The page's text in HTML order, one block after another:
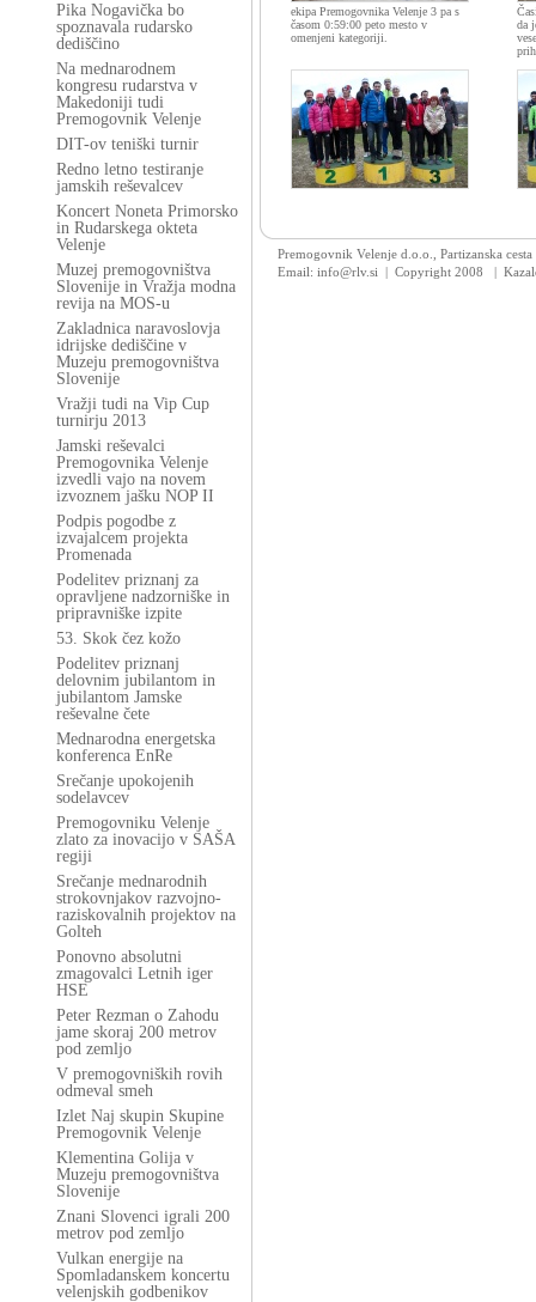
Pika Nogavička bo
spoznavala rudarsko
dediščino
Na mednarodnem
kongresu rudarstva v
Makedoniji tudi
Premogovnik Velenje
DIT-ov teniški turnir
Redno letno testiranje
jamskih reševalcev
Koncert Noneta Primorsko
in Rudarskega okteta
Velenje
Muzej premogovništva
Slovenije in Vražja modna
revija na MOS-u
Zakladnica naravoslovja
idrijske dediščine v
Muzeju premogovništva
Slovenije
Vražji tudi na Vip Cup
turnirju 2013
Jamski reševalci
Premogovnika Velenje
izvedli vajo na novem
izvoznem jašku NOP II
Podpis pogodbe z
izvajalcem projekta
Promenada
Podelitev priznanj za
opravljene nadzorniške in
pripravniške izpite
53. Skok čez kožo
Podelitev priznanj
delovnim jubilantom in
jubilantom Jamske
reševalne čete
Mednarodna energetska
konferenca EnRe
Srečanje upokojenih
sodelavcev
Premogovniku Velenje
zlato za inovacijo v SAŠA
regiji
Srečanje mednarodnih
strokovnjakov razvojno-
raziskovalnih projektov na
Golteh
Ponovno absolutni
zmagovalci Letnih iger
HSE
Peter Rezman o Zahodu
jame skoraj 200 metrov
pod zemljo
V premogovniških rovih
odmeval smeh
Izlet Naj skupin Skupine
Premogovnik Velenje
Klementina Golija v
Muzeju premogovništva
Slovenije
Znani Slovenci igrali 200
metrov pod zemljo
Vulkan energije na
Spomladanskem koncertu
velenjskih godbenikov
ekipa Premogovnika Velenje 3 pa s
časom 0:59:00 peto mesto v
omenjeni kategoriji.
da
Premogovnik Velenje d.o.o., Partizanska
Email: info@rlv.si | Copyright 2008
|